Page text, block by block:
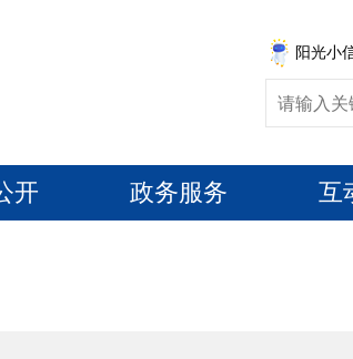
阳光小
开 政务服务 互